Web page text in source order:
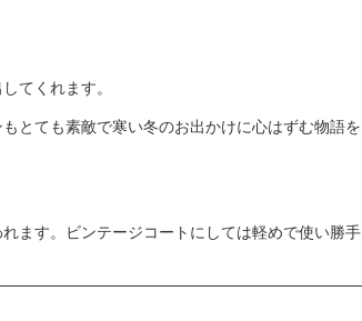
てくれます。
とても素敵で寒い冬のお出かけに心はずむ物語を
ます。ビンテージコートにしては軽めで使い勝手